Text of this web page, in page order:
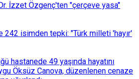
İzzet Özgenç'ten "çerçeve yasa"
242 isimden tepki: "Türk milleti 'hayır'
hastanede 49 yaşında hayatını
Öksüz Canova, düzenlenen cenaze